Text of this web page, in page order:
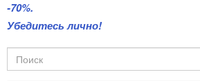
-70%.
Убедитесь лично!